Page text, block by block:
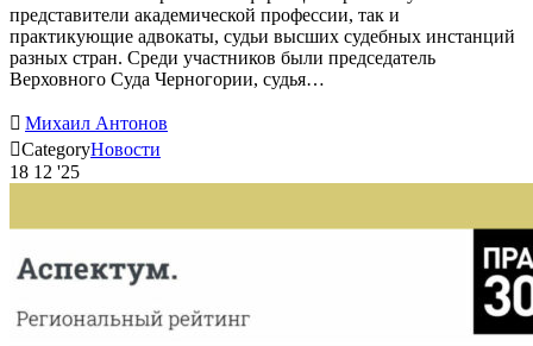
представители академической профессии, так и
практикующие адвокаты, судьи высших судебных инстанций
разных стран. Среди участников были председатель
Верховного Суда Черногории, судья…
 Михаил Антонов
CategoryНовости
18 12 '25